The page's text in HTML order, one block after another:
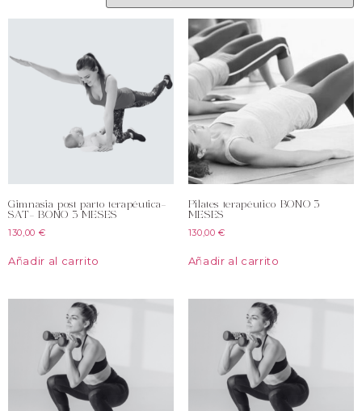
Gimnasia post parto terapéutica-
SAT- BONO 3 MESES
130,00 €
Añadir al carrito
Pilates terapéutico BONO 3
MESES
130,00€
Añadir al carrito